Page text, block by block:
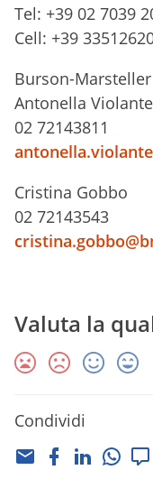
Tel: +39 02 7039
Cell: +39
Burson-
Antonella Violante
02 72143811
Cristina Gobbo
02 72143543
Valuta la
Condividi